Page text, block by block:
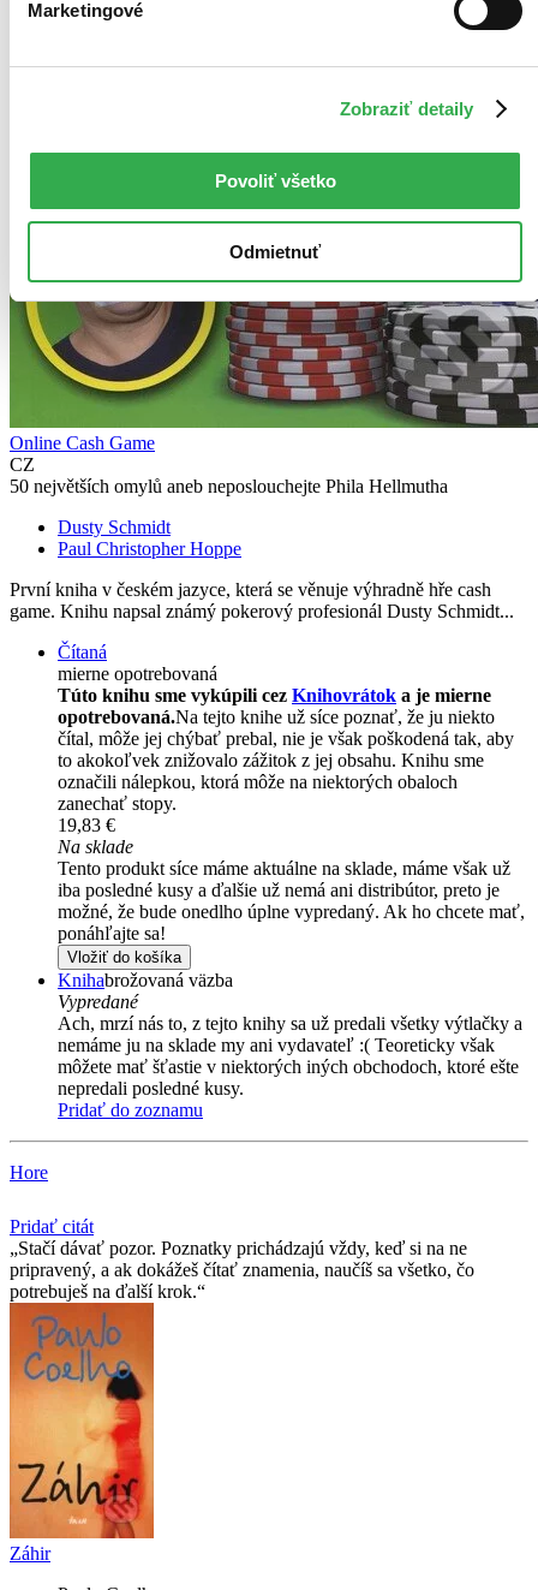
Marketingové
Zobraziť detaily
Povoliť všetko
Odmietnuť
Online Cash Game
CZ
50 největších omylů aneb neposlouchejte Phila Hellmutha
Dusty Schmidt
Paul Christopher Hoppe
První kniha v českém jazyce, která se věnuje výhradně hře cash
game. Knihu napsal známý pokerový profesionál Dusty Schmidt...
Čítaná
mierne opotrebovaná
Túto knihu sme vykúpili cez Knihovrátok a je mierne
opotrebovaná.Na tejto knihe už síce poznať, že ju niekto
čítal, môže jej chýbať prebal, nie je však poškodená tak, aby
to akokoľvek znižovalo zážitok z jej obsahu. Knihu sme
označili nálepkou, ktorá môže na niektorých obaloch
zanechať stopy.
19,83 €
Na sklade
Tento produkt síce máme aktuálne na sklade, máme však už
iba posledné kusy a ďalšie už nemá ani distribútor, preto je
možné, že bude onedlho úplne vypredaný. Ak ho chcete mať,
ponáhľajte sa!
Vložiť do košíka
Knihabrožovaná väzba
Vypredané
Ach, mrzí nás to, z tejto knihy sa už predali všetky výtlačky a
nemáme ju na sklade my ani vydavateľ :( Teoreticky však
môžete mať šťastie v niektorých iných obchodoch, ktoré ešte
nepredali posledné kusy.
Pridať do zoznamu
Hore
Pridať citát
Stačí dávať pozor. Poznatky prichádzajú vždy, keď si na ne
pripravený, a ak dokážeš čítať znamenia, naučíš sa všetko, čo
potrebuješ na ďalší krok.
Záhir